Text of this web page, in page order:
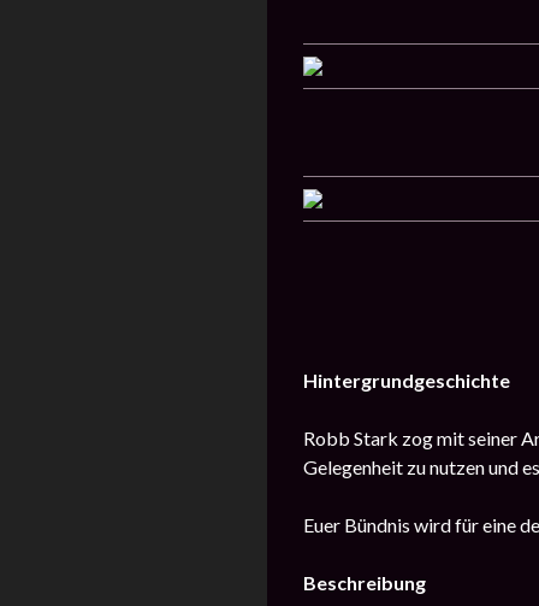
Hintergrundgeschichte
Robb Stark zog mit seiner
Gelegenheit zu nutzen und
Euer Bündnis wird für eine
Beschreibung